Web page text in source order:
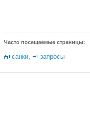
Часто посещаемые страницы:
санки, запросы